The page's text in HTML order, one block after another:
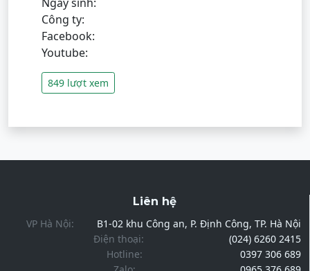
Công ty:
Facebook:
Youtube:
849 lượt xem
Liên hệ
VP Hà Nội:
B1-02 khu Công an, P. Định Công, TP. Hà Nội
Điện thoại:
(024) 6260 2415
Hotline:
0397 306 689